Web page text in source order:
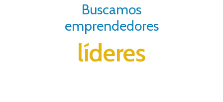
Buscamos
emprendedores
líderes